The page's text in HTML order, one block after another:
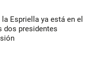
Espriella ya está en el
dos presidentes